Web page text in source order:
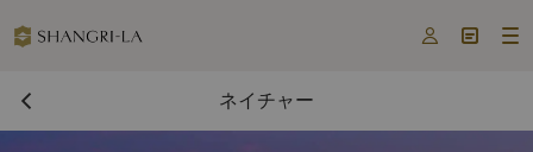
  
ネイチャー